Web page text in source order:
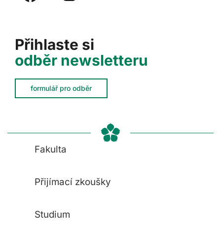
Přihlaste si
odběr newsletteru
formulář pro odběr
Fakulta
Přijímací zkoušky
Studium